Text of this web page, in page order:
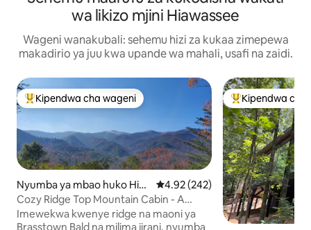
wa likizo mjini Hiawassee
Wageni wanakubali: sehemu hizi za kukaa zimepewa
makadirio ya juu kwa upande wa mahali, usafi na zaidi.
Kipendwa maarufu cha wageni
Kipendwa cha wageni
Nyumba ya mbao huko Hia
wassee
Ukadiriaji wa wastani wa 4.92
4.92 (242)
Cozy Ridge Top Mountain Cabin - A
World Remote
Imewekwa kwenye ridge na maoni ya
Brasstown Bald na milima jirani, nyumba
Kipendwa
Kipendwa cha